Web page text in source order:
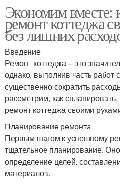
Экономим вместе:
ремонт коттеджа
без лишних
Введение
Ремонт коттеджа – это
однако, выполнив часть работ
существенно сократить
рассмотрим, как
ремонт коттеджа своими
Планирование ремонта
Первым шагом к успешному
тщательное планирование.
определение целей,
материалов.